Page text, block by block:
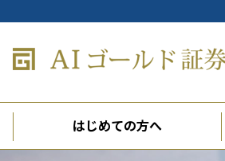
はじめての方へ